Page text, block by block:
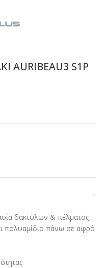
AURIBEAU3 S1P
δακτύλων & πέλματος
πολυαμίδιο πάνω σε αφρό